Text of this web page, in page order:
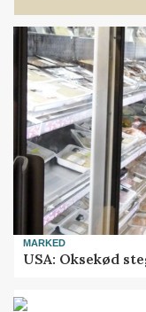
MARKED
USA: Oksekød